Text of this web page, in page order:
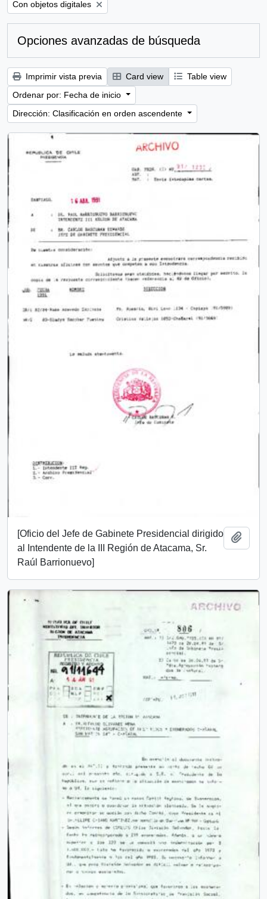
Remove filter:
Con objetos digitales
Opciones avanzadas de búsqueda
Imprimir vista previa Card view
Table view
Ordenar por: Fecha de inicio
Dirección: Clasificación en orden ascendente
[Oficio del Jefe de Gabinete Presidencial dirigido
al Intendente de la III Región de Atacama, Sr.
Raúl Barrionuevo]